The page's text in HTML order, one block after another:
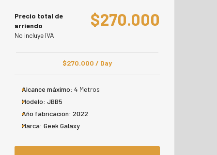
Precio total de
arriendo
No incluye IVA
$270.000
$270.000 / Day
Alcance máximo: 4 Metros
Modelo: JBB5
Año fabricación: 2022
Marca: Geek Galaxy